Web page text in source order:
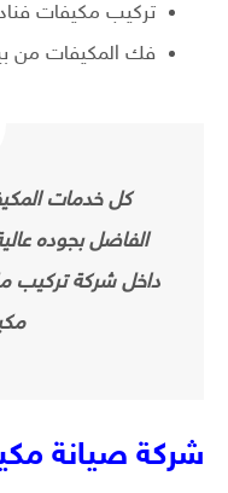
تركيب مكيفات
فك المكيفات من
كل خدمات
الفاضل بجوده
داخل شركة تركيب
شركة صيانة